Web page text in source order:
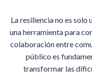
La resiliencia no es solo
una herramienta para
colaboración entre
público es
transformar las